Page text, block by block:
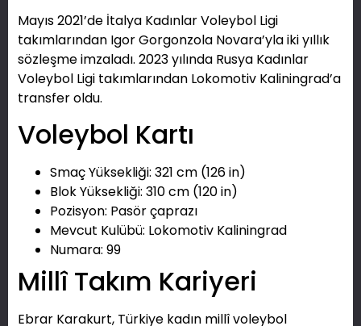
Mayıs 2021’de İtalya Kadınlar Voleybol Ligi
takımlarından Igor Gorgonzola Novara’yla iki yıllık
sözleşme imzaladı. 2023 yılında Rusya Kadınlar
Voleybol Ligi takımlarından Lokomotiv Kaliningrad’a
transfer oldu.
Voleybol Kartı
Smaç Yüksekliği: 321 cm (126 in)
Blok Yüksekliği: 310 cm (120 in)
Pozisyon: Pasör çaprazı
Mevcut Kulübü: Lokomotiv Kaliningrad
Numara: 99
Millî Takım Kariyeri
Ebrar Karakurt, Türkiye kadın millî voleybol